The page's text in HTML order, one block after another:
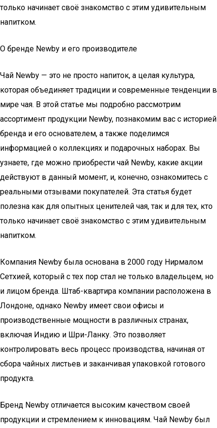
только начинает своё знакомство с этим удивительным
напитком.
О бренде Newby и его производителе
Чай Newby — это не просто напиток, а целая культура,
которая объединяет традиции и современные тенденции в
мире чая. В этой статье мы подробно рассмотрим
ассортимент продукции Newby, познакомим вас с историей
бренда и его основателем, а также поделимся
информацией о коллекциях и подарочных наборах. Вы
узнаете, где можно приобрести чай Newby, какие акции
действуют в данный момент, и, конечно, ознакомитесь с
реальными отзывами покупателей. Эта статья будет
полезна как для опытных ценителей чая, так и для тех, кто
только начинает своё знакомство с этим удивительным
напитком.
Компания Newby была основана в 2000 году Нирмалом
Сетхией, который с тех пор стал не только владельцем, но
и лицом бренда. Штаб-квартира компании расположена в
Лондоне, однако Newby имеет свои офисы и
производственные мощности в различных странах,
включая Индию и Шри-Ланку. Это позволяет
контролировать весь процесс производства, начиная от
сбора чайных листьев и заканчивая упаковкой готового
продукта.
Бренд Newby отличается высоким качеством своей
продукции и стремлением к инновациям. Чай Newby был